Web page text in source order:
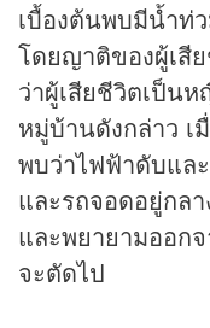
เบื้องต้นพบมีน้ำท่
โดยญาติของผู้เสี
ว่าผู้เสียชีวิตเป็น
หมู่บ้านดังกล่าว เ
พบว่าไฟฟ้าดับแล
และรถจอดอยู่กล
และพยายามออ
จะตัดไป